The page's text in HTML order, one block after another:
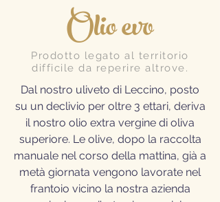
Olio evo
Prodotto legato al territorio
difficile da reperire altrove.
Dal nostro uliveto di Leccino, posto
su un declivio per oltre 3 ettari, deriva
il nostro olio extra vergine di oliva
superiore. Le olive, dopo la raccolta
manuale nel corso della mattina, già a
metà giornata vengono lavorate nel
frantoio vicino la nostra azienda